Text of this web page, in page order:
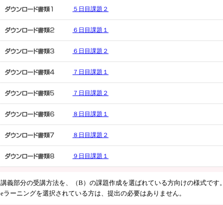
５日目課題２
６日目課題１
６日目課題２
７日目課題１
７日目課題２
８日目課題１
８日目課題２
９日目課題１
講義部分の受講方法を、（B）の課題作成を選ばれている方向けの様式です。
eラーニングを選択されている方は、提出の必要はありません。